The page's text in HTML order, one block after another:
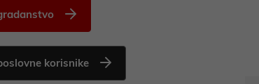
korisnike